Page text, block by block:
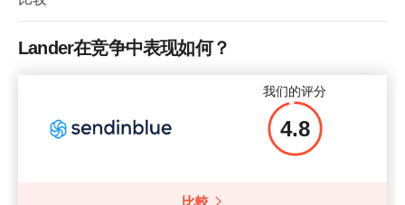
Lander在竞争中表现如何？
我们的评分
4.8